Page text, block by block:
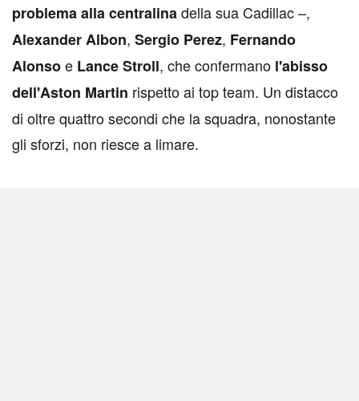
problema alla centralinadella sua Cadillac –,
Alexander Albon, Sergio Perez, Fernando
Alonsoe Lance Stroll, che confermano l'abisso
dell'Aston Martin rispetto ai top team. Un distacco
di oltre quattro secondi che la squadra, nonostante
gli sforzi, non riesce a limare.